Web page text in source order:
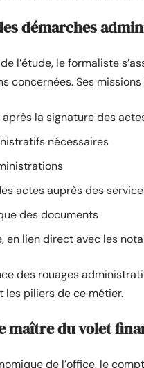
démarches
l’étude, le formaliste
concernées. Ses
la signature des
nécessaires
actes auprès des
des documents
en lien direct avec les
des rouages
piliers de ce métier.
maître du volet
de l’office, le